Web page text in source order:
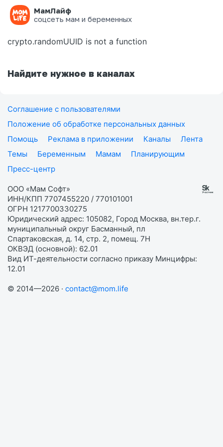
МамЛайф
соцсеть мам и беременных
Ошибка на странице
crypto.randomUUID is not a function
Найдите нужное в каналах
Соглашение с пользователями
Положение об обработке персональных данных
Помощь
Реклама в приложении Каналы
Лента
Темы
Беременным Мамам
Планирующим
Пресс-центр
ООО «Мам Софт»
ИНН/КПП 7707455220 / 770101001
ОГРН 1217700330275
Юридический адрес: 105082, Город Москва, вн.тер.г.
муниципальный округ Басманный, пл
Спартаковская, д. 14, стр. 2, помещ. 7Н
ОКВЭД (основной): 62.01
Вид ИТ-деятельности согласно приказу Минцифры:
12.01
© 2014—2026 · contact@mom.life